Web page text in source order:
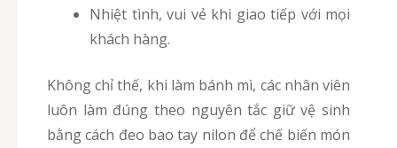
Nhiệt tình, vui vẻ khi giao tiếp với mọi
khách hàng.
Không chỉ thế, khi làm bánh mì, các nhân viên
luôn làm đúng theo nguyên tắc giữ vệ sinh
bằng cách đeo bao tay nilon để chế biến món